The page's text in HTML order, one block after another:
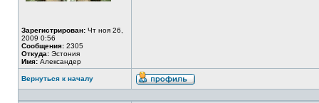
Зарегистрирован: Чт ноя 26,
2009 0:56
Сообщения: 2305
Откуда: Эстония
Имя: Александер
Вернуться к началу